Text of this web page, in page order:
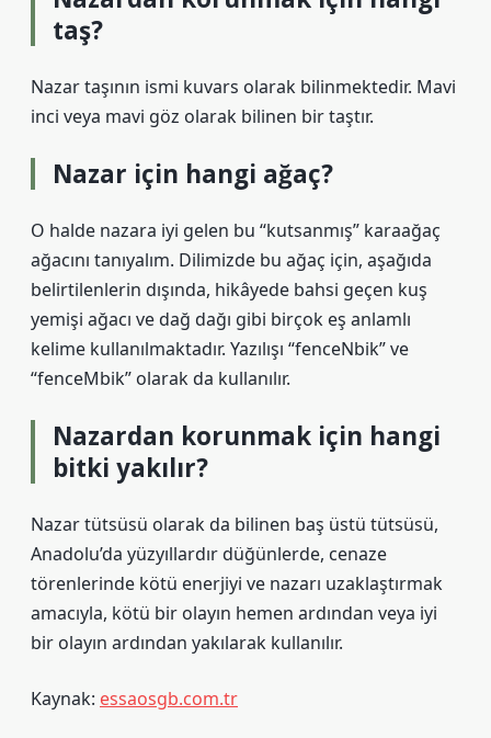
taş?
Nazar taşının ismi kuvars olarak bilinmektedir. Mavi
inci veya mavi göz olarak bilinen bir taştır.
Nazar için hangi ağaç?
O halde nazara iyi gelen bu “kutsanmış” karaağaç
ağacını tanıyalım. Dilimizde bu ağaç için, aşağıda
belirtilenlerin dışında, hikâyede bahsi geçen kuş
yemişi ağacı ve dağ dağı gibi birçok eş anlamlı
kelime kullanılmaktadır. Yazılışı “fenceNbik” ve
“fenceMbik” olarak da kullanılır.
Nazardan korunmak için hangi
bitki yakılır?
Nazar tütsüsü olarak da bilinen baş üstü tütsüsü,
Anadolu’da yüzyıllardır düğünlerde, cenaze
törenlerinde kötü enerjiyi ve nazarı uzaklaştırmak
amacıyla, kötü bir olayın hemen ardından veya iyi
bir olayın ardından yakılarak kullanılır.
Kaynak: essaosgb.com.tr